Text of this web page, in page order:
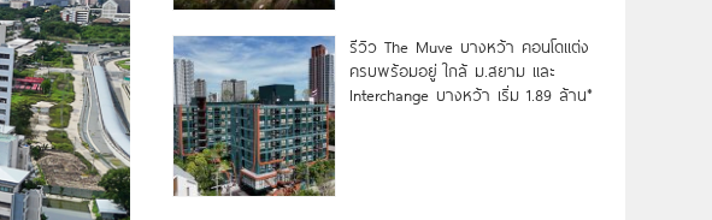
รีวิว The Muve บางหว้า คอนโดแต่ง
ครบพร้อมอยู่ ใกล้ ม.สยาม และ
Interchange บางหว้า เริ่ม 1.89 ล้าน*